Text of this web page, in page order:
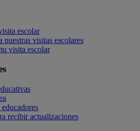
escolar
nuestras visitas escolares
visita escolar
recibir actualizaciones